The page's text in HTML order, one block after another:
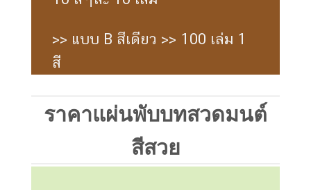
>> แบบ B สีเดียว >> 100 เล่ม 1
สี
ราคาแผ่นพับบทสวดมนต์
สีสวย